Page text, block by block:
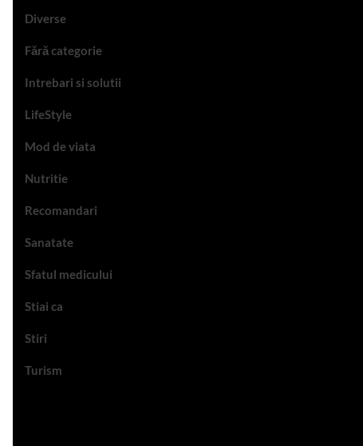
Diverse
Fără categorie
Intrebari si solutii
LifeStyle
Mod de viata
Nutritie
Recomandari
Sanatate
Sfatul medicului
Stiai ca
Stiri
Turism